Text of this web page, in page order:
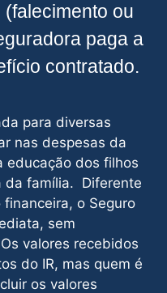
ou
paga a
contratado.
para diversas
nas despesas da
educação dos filhos
da família. Diferente
o Seguro
sem
valores recebidos
do IR, mas quem é
os valores